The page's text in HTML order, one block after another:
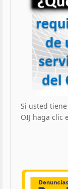
Si usted
OIJ haga clic